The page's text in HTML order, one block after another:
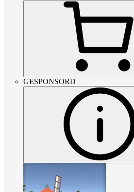
GESPONSORD